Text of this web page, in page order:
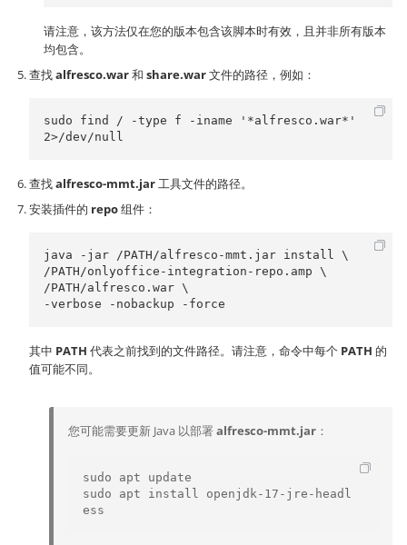
请注意，该方法仅在您的版本包含该脚本时有效，且并非所有版本
均包含。
查找alfresco.war和 share.war文件的路径，例如：
sudo find / -type f -iname '*alfresco.war*'
2>/dev/null
查找alfresco-mmt.jar工具文件的路径。
安装插件的 repo组件：
java -jar /PATH/alfresco-mmt.jar install \
/PATH/onlyoffice-integration-repo.amp \
/PATH/alfresco.war \
其中 PATH 代表之前找到的文件路径。请注意，命令中每个 PATH 的
值可能不同。
您可能需要更新 Java 以部署alfresco-mmt.jar ：
sudo apt update
sudo apt install openjdk-17-jre-headl